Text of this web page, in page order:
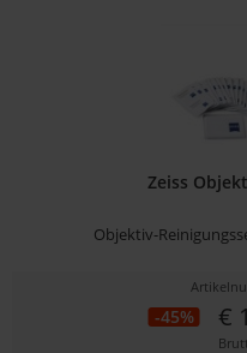
Zeiss
Objektiv-
-45% €